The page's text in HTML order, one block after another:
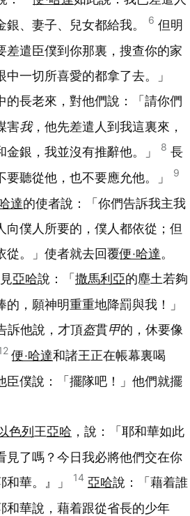
、妻子、兒女都給我。
6 但明
差遣臣僕到你那裏，搜查你的家
一切所喜愛的都拿了去。」
的長老來，對他們說：「請你們
害我，他先差遣人到我這裏來，
銀，我並沒有推辭他。」
8 長
聽從他，也不要應允他。」
9
達的使者說：「你們告訴我主我
向僕人所要的，僕人都依從；但
從。」使者就去回覆便‧哈達。
亞哈說：「 撒馬利亞的塵土若夠
，願神明重重地降罰與我！」
訴他說，才頂盔貫甲的，休要像
便‧哈達和諸王正在帳幕裏喝
臣僕說：「擺隊吧！」他們就擺
色列 王亞哈 ，說：「耶和華如此
見了嗎？今日我必將他們交在你
和華。』」
14 亞哈說：「藉着誰
和華說，藉着跟從省長的少年